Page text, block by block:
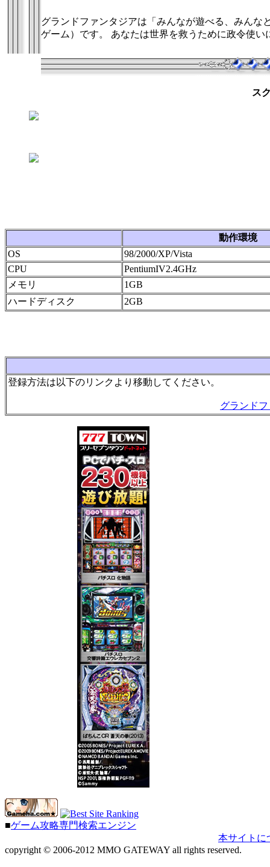
グランドファンタジアは「みんなが遊べる、みんな
ゲーム）です。 あなたは世界を救うために政令使
ス
動作環境
OS
98/2000/XP/Vista
CPU
PentiumIV2.4GHz
メモリ
1GB
ハードディスク
2GB
登録方法は以下のリンクより移動してください。
グランド
■ゲーム攻略専門検索エンジン
本サイトに
copyright © 2006-2012 MMO GATEWAY all rights reserved.